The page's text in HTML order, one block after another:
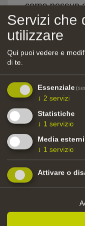
come nessun
significa
famiglia?
Dettagli della
Casa di
produzione
Servizi che
utilizzare
Qui puoi vedere e
di te.
Essenziale
↓ 2 servizi
Statistiche
↓ 1 servizio
Media esterni
↓ 1 servizio
Attivare o